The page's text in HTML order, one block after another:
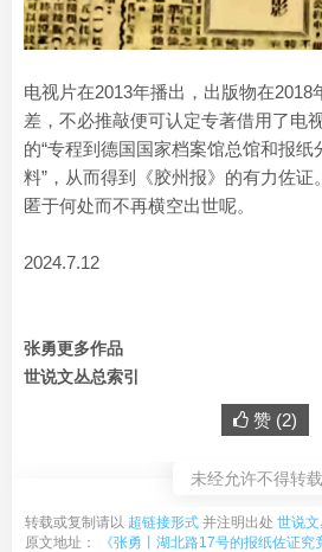
电视片在2013年播出，出版物在2018
差，不必推敲便可认定专著借用了电
的“专程到德国国家档案馆总馆和报
料”，从而得到《胶州报》的有力佐证
匿于何处而不再横空出世呢。
2024.7.12
张勇更多作品
世说文丛总索引
赞 (2)
未经允许不得转载
转载或复制请以 超链接形式 并注明出处 世说
原文地址：
《张勇丨湖北路17号的报纸佐证究